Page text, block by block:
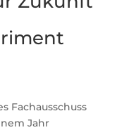
Fachausschuss
Jahr